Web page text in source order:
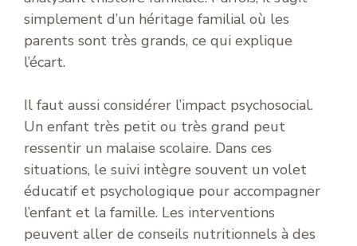
simplement d’un héritage familial où les
parents sont très grands, ce qui explique
l’écart.
Il faut aussi considérer l’impact psychosocial.
Un enfant très petit ou très grand peut
ressentir un malaise scolaire. Dans ces
situations, le suivi intègre souvent un volet
éducatif et psychologique pour accompagner
l’enfant et la famille. Les interventions
peuvent aller de conseils nutritionnels à des